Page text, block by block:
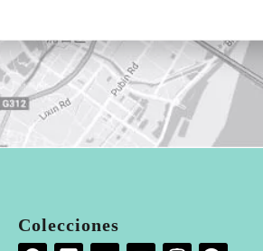
Colecciones